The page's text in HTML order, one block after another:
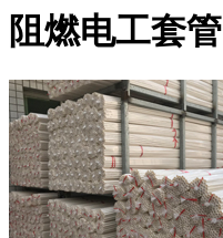
阻燃电工套管